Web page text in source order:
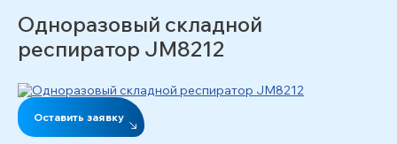
Одноразовый складной
респиратор JM8212
Оставить заявку